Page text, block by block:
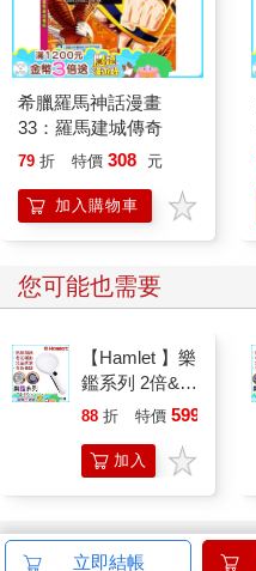
希臘羅馬神話漫畫
33：羅馬建城傳奇
79 折 特價 308 元
加入購物車
您可能也需要
【Hamlet 】樂
鑑系列 2倍&4
倍/4D/86mm
明閱讀用手持
放大鏡
88 折 特價 599
加入
購物
訂購/退換貨須知
立即結帳